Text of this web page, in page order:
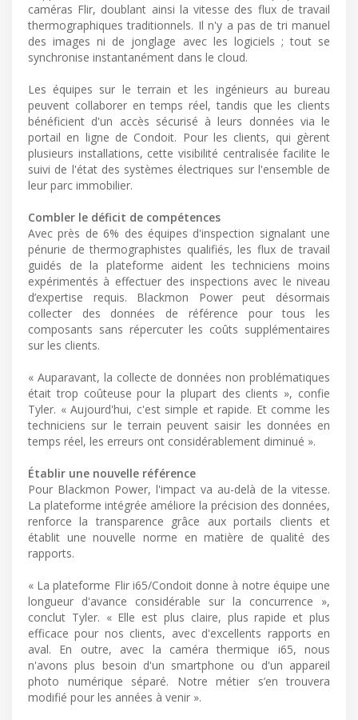
caméras Flir, doublant ainsi la vitesse des flux de travail
thermographiques traditionnels. Il n'y a pas de tri manuel
des images ni de jonglage avec les logiciels ; tout se
synchronise instantanément dans le cloud.
Les équipes sur le terrain et les ingénieurs au bureau
peuvent collaborer en temps réel, tandis que les clients
bénéficient d'un accès sécurisé à leurs données via le
portail en ligne de Condoit. Pour les clients, qui gèrent
plusieurs installations, cette visibilité centralisée facilite le
suivi de l'état des systèmes électriques sur l'ensemble de
leur parc immobilier.
Combler le déficit de compétences
Avec près de 6% des équipes d'inspection signalant une
pénurie de thermographistes qualifiés, les flux de travail
guidés de la plateforme aident les techniciens moins
expérimentés à effectuer des inspections avec le niveau
d’expertise requis. Blackmon Power peut désormais
collecter des données de référence pour tous les
composants sans répercuter les coûts supplémentaires
sur les clients.
« Auparavant, la collecte de données non problématiques
était trop coûteuse pour la plupart des clients », confie
Tyler. « Aujourd'hui, c'est simple et rapide. Et comme les
techniciens sur le terrain peuvent saisir les données en
temps réel, les erreurs ont considérablement diminué ».
Établir une nouvelle référence
Pour Blackmon Power, l'impact va au-delà de la vitesse.
La plateforme intégrée améliore la précision des données,
renforce la transparence grâce aux portails clients et
établit une nouvelle norme en matière de qualité des
rapports.
« La plateforme Flir i65/Condoit donne à notre équipe une
longueur d'avance considérable sur la concurrence »,
conclut Tyler. « Elle est plus claire, plus rapide et plus
efficace pour nos clients, avec d'excellents rapports en
aval. En outre, avec la caméra thermique i65, nous
n'avons plus besoin d'un smartphone ou d'un appareil
photo numérique séparé. Notre métier s’en trouvera
modifié pour les années à venir ».